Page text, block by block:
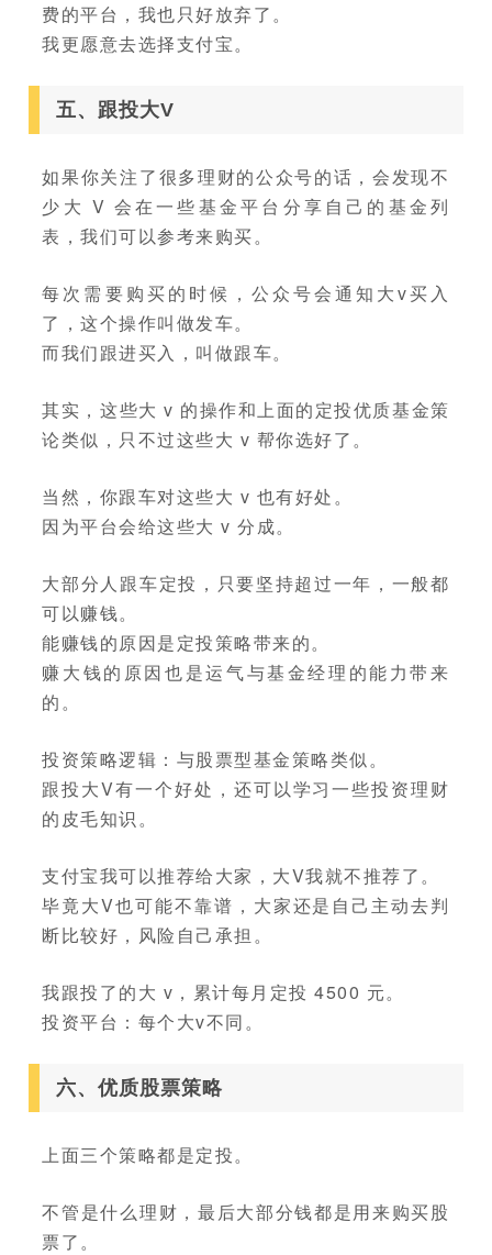
费的平台，我也只好放弃了。
我更愿意去选择支付宝。
五、跟投大V
如果你关注了很多理财的公众号的话，会发现不
少大 V 会在一些基金平台分享自己的基金列
表，我们可以参考来购买。
每次需要购买的时候，公众号会通知大v买入
了，这个操作叫做发车。
而我们跟进买入，叫做跟车。
其实，这些大 v 的操作和上面的定投优质基金策
论类似，只不过这些大 v 帮你选好了。
当然，你跟车对这些大 v 也有好处。
因为平台会给这些大 v 分成。
大部分人跟车定投，只要坚持超过一年，一般都
可以赚钱。
能赚钱的原因是定投策略带来的。
赚大钱的原因也是运气与基金经理的能力带来
的。
投资策略逻辑：与股票型基金策略类似。
跟投大V有一个好处，还可以学习一些投资理财
的皮毛知识。
支付宝我可以推荐给大家，大V我就不推荐了。
毕竟大V也可能不靠谱，大家还是自己主动去判
断比较好，风险自己承担。
我跟投了的大 v，累计每月定投 4500 元。
投资平台：每个大v不同。
六、优质股票策略
上面三个策略都是定投。
不管是什么理财，最后大部分钱都是用来购买股
票了。